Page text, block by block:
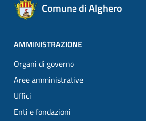
Comune di Alghero
AMMINISTRAZIONE
Organi di governo
Aree amministrative
Uffici
Enti e fondazioni